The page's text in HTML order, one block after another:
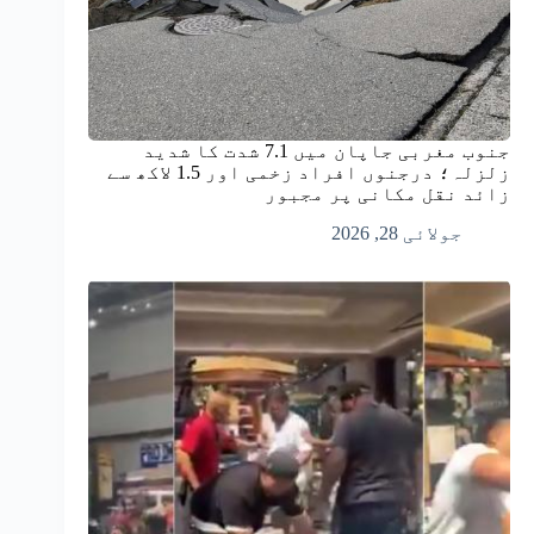
جنوب مغربی جاپان میں 7.1 شدت کا شدید
زلزلہ؛ درجنوں افراد زخمی اور 1.5 لاکھ سے
زائد نقل مکانی پر مجبور
جولائی 28, 2026